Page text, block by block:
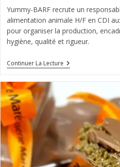
Yummy-BARF recrute un
alimentation animale H/F en CDI
pour organiser la production,
hygiène, qualité et rigueur.
Continuer La LectureResponsable
De
Alimentation
Animale
(H/F)
CDI
Neyrolles
(01)